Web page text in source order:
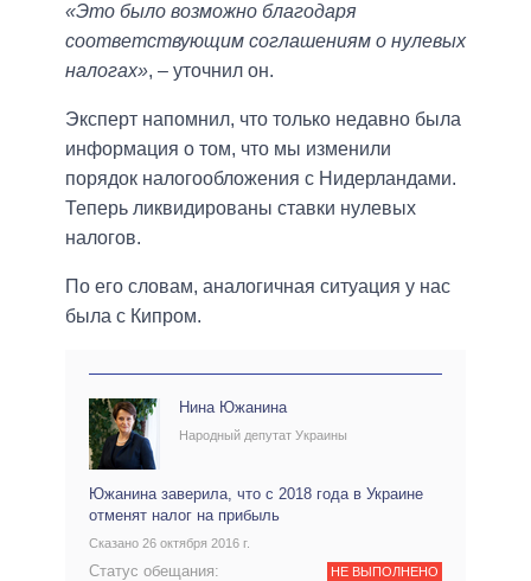
«Это было возможно благодаря
соответствующим соглашениям о нулевых
налогах», – уточнил он.
Эксперт напомнил, что только недавно была
информация о том, что мы изменили
порядок налогообложения с Нидерландами.
Теперь ликвидированы ставки нулевых
налогов.
По его словам, аналогичная ситуация у нас
была с Кипром.
Нина Южанина
Народный депутат Украины
Южанина заверила, что с 2018 года в Украине
отменят налог на прибыль
Сказано 26 октября 2016 г.
Статус обещания: НЕ ВЫПОЛНЕНО